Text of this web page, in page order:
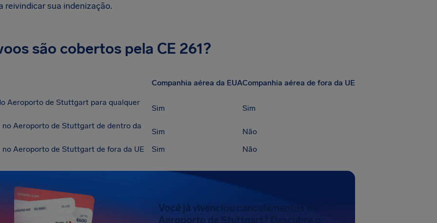
reivindicar sua indenização.
são cobertos pela CE 261?
Companhia aérea da EUACompanhia aérea de fora da UE
Aeroporto de Stuttgart para qualquer
Sim
Sim
no Aeroporto de Stuttgart de dentro da
Sim
Não
no Aeroporto de Stuttgart de fora da UE
Sim Não
Você já vivenciou cancelamentos no
Aeroporto de Stuttgart? Descubra o